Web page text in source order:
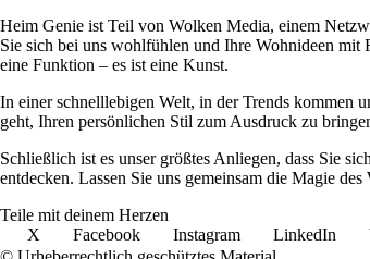
Heim Genie ist Teil von Wolken Media, einem
Sie sich bei uns wohlfühlen und Ihre Wohnideen mit
eine Funktion – es ist eine Kunst.
In einer schnelllebigen Welt, in der Trends kommen
geht, Ihren persönlichen Stil zum Ausdruck zu
Schließlich ist es unser größtes Anliegen, dass Sie
entdecken. Lassen Sie uns gemeinsam die Magie
Teile mit deinem Herzen
X
Facebook Instagram LinkedIn